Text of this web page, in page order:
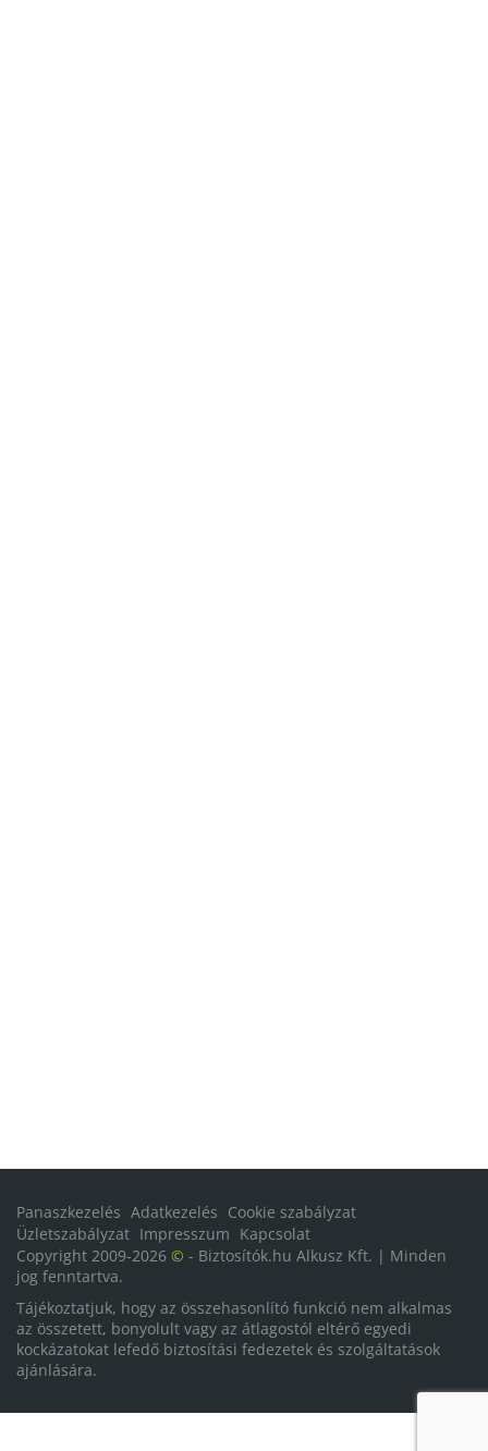
Panaszkezelés Adatkezelés Cookie szabályzat
Üzletszabályzat Impresszum Kapcsolat
Copyright 2009-2026 © - Biztosítók.hu Alkusz Kft. | Minden
jog fenntartva.
Tájékoztatjuk, hogy az összehasonlító funkció nem alkalmas
az összetett, bonyolult vagy az átlagostól eltérő egyedi
kockázatokat lefedő biztosítási fedezetek és szolgáltatások
ajánlására.